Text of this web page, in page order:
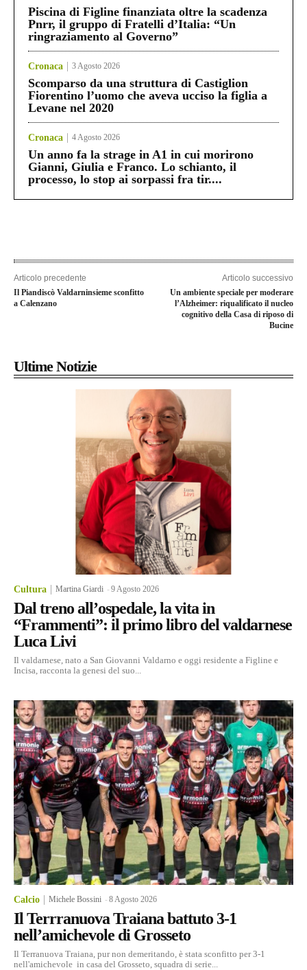
Piscina di Figline finanziata oltre la scadenza
Pnrr, il gruppo di Fratelli d’Italia: “Un
ringraziamento al Governo”
Cronaca 3 Agosto 2026
Scomparso da una struttura di Castiglion
Fiorentino l’uomo che aveva ucciso la figlia a
Levane nel 2020
Cronaca 4 Agosto 2026
Un anno fa la strage in A1 in cui morirono
Gianni, Giulia e Franco. Lo schianto, il
processo, lo stop ai sorpassi fra tir....
Articolo precedente
Il Piandiscò Valdarninsieme sconfitto
a Calenzano
Articolo successivo
Un ambiente speciale per moderare
l’Alzheimer: riqualificato il nucleo
cognitivo della Casa di riposo di
Bucine
Ultime Notizie
Cultura Martina Giardi -9 Agosto 2026
Dal treno all’ospedale, la vita in
“Frammenti”: il primo libro del valdarnese
Luca Livi
Il valdarnese, nato a San Giovanni Valdarno e oggi residente a Figline e
Incisa, racconta la genesi del suo...
Calcio Michele Bossini -8 Agosto 2026
Il Terrranuova Traiana battuto 3-1
nell’amichevole di Grosseto
Il Terranuova Traiana, pur non demeritando, è stata sconfitto per 3-1
nell'amichevole in casa del Grosseto, squadra di serie...